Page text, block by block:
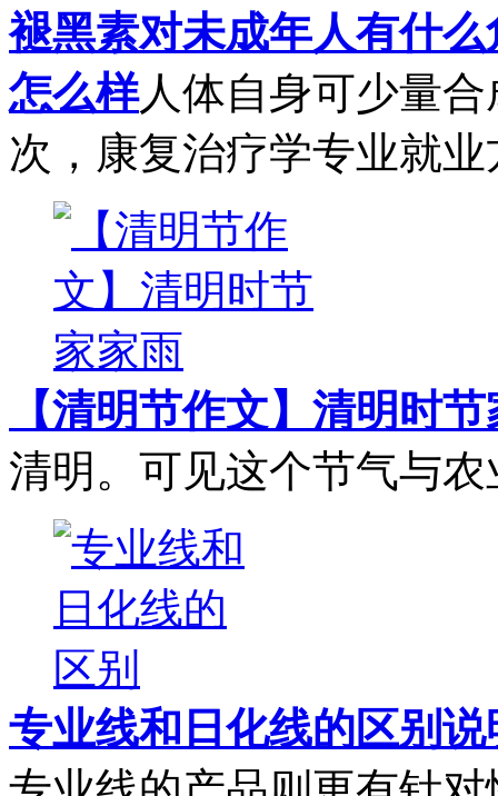
褪黑素对未成年人有什
怎么样人体自身可少量
次，康复治疗学专业就
【清明节作文】清明时
清明。可见这个节气与
专业线和日化线的区别